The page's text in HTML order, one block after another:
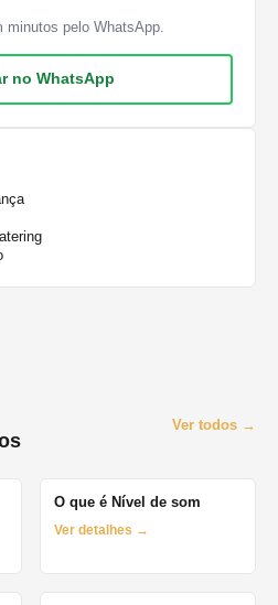
minutos pelo WhatsApp.
no WhatsApp
Ver todos →
O que é Nível de som
Ver detalhes →